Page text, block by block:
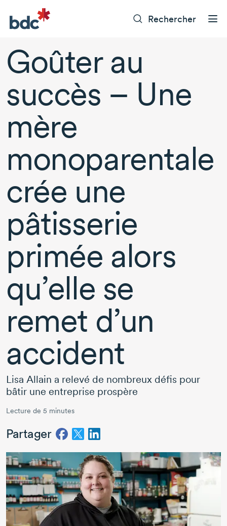
Rechercher
Goûter au
succès – Une
mère
monoparentale
crée une
pâtisserie
primée alors
qu’elle se
remet d’un
accident
Lisa Allain a relevé de nombreux défis pour
bâtir une entreprise prospère
Lecture de 5 minutes
Partager